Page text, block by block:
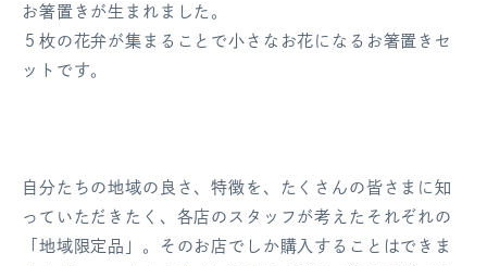
お箸置きが生まれました。
５枚の花弁が集まることで小さなお花になるお箸置きセ
ットです。
自分たちの地域の良さ、特徴を、たくさんの皆さまに知
っていただきたく、各店のスタッフが考えたそれぞれの
「地域限定品」。そのお店でしか購入することはできま